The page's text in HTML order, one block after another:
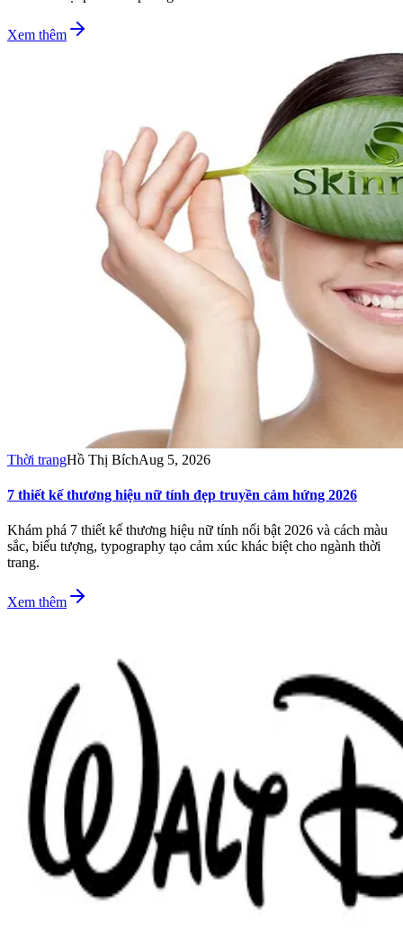
Xem thêm
Thời trangHồ Thị BíchAug 5, 2026
7 thiết kế thương hiệu nữ tính đẹp truyền cảm hứng 2026
Khám phá 7 thiết kế thương hiệu nữ tính nổi bật 2026 và cách màu
sắc, biểu tượng, typography tạo cảm xúc khác biệt cho ngành thời
trang.
Xem thêm